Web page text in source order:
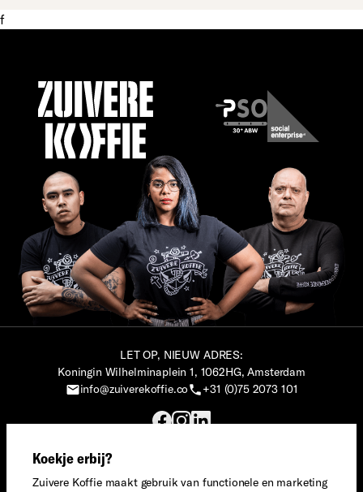
f
LET OP, NIEUW ADRES:
Koningin Wilhelminaplein 1, 1062HG, Amsterdam
info@zuiverekoffie.co
+31 (0)75 2073 101
© Zuivere Koffie, 2023. Alle rechten voorbehouden.
Koekje erbij?
Zuivere Koffie maakt gebruik van functionele en marketing